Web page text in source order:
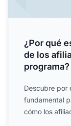
¿Por qué
de los
Descubre por
fundamental
cómo los